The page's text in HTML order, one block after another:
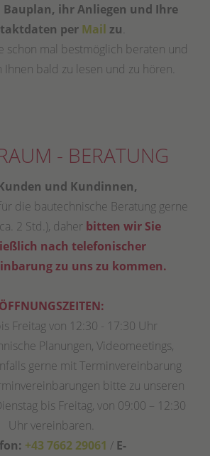
ihr Anliegen und Ihre
per Mail zu.
schon mal bestmöglich beraten und
Ihnen bald zu lesen und zu hören.
- BERATUNG
und Kundinnen,
die bautechnische Beratung gerne
2 Std.), daher bitten wir Sie
nach telefonischer
zu uns zu kommen.
ÖFFNUNGSZEITEN:
Freitag von 12:30 - 17:30 Uhr
Planungen, Videomeetings,
gerne mit Terminvereinbarung
bitte zu unseren
bis Freitag, von 09:00 – 12:30
Uhr vereinbaren.
+43 7662 29061 / E-